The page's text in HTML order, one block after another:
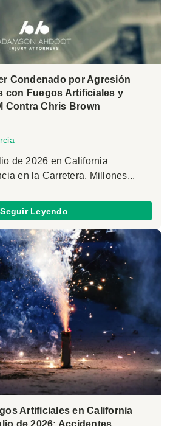
Condenado por Agresión
con Fuegos Artificiales y
Contra Chris Brown
de 2026 en California
en la Carretera, Millones...
Seguir Leyendo
Artificiales en California
de 2026: Accidentes